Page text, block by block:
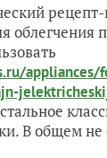
рецепт-
облегчения
appliances/
В общем не